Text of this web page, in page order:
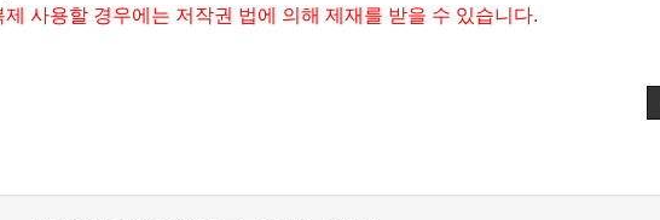
사용할 경우에는 저작권 법에 의해 제재를 받을 수 있습니다.